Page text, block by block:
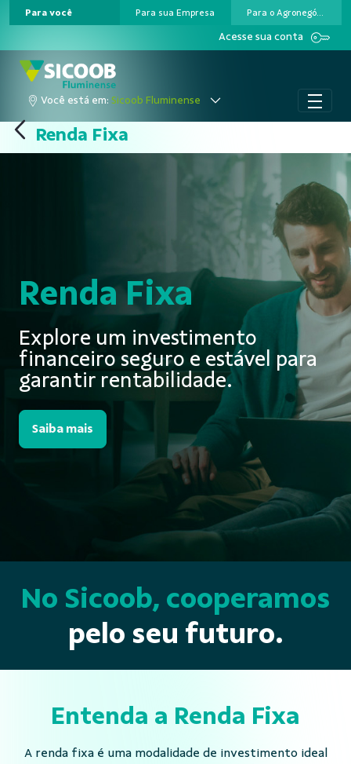
Pular para o Conteúdo principal
Para você Para sua Empresa Para o Agronegócio
Acesse sua conta
Você está em: Sicoob Fluminense
Renda Fixa
Renda Fixa
Explore um investimento
financeiro seguro e estável para
garantir rentabilidade.
Saiba mais
No Sicoob, cooperamos
pelo seu futuro.
Entenda a Renda Fixa
A renda fixa é uma modalidade de investimento ideal